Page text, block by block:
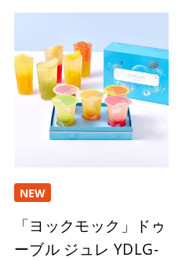
NEW
「ヨックモック」ドゥ
ーブル ジュレ YDLG-